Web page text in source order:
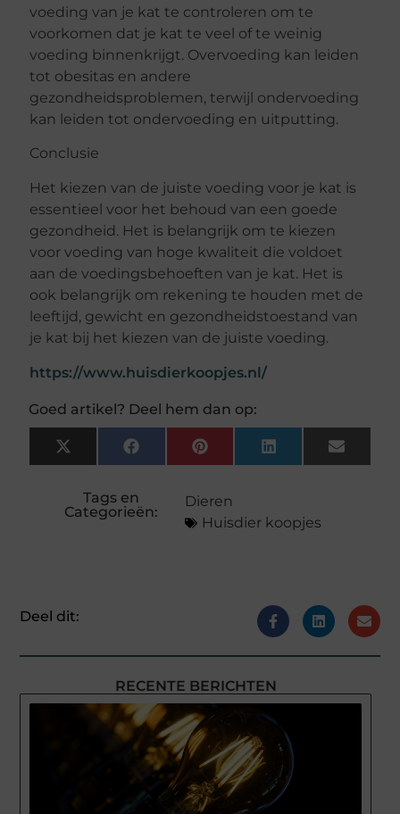
voeding van je kat te controleren om te
voorkomen dat je kat te veel of te weinig
voeding binnenkrijgt. Overvoeding kan leiden
tot obesitas en andere
gezondheidsproblemen, terwijl ondervoeding
kan leiden tot ondervoeding en uitputting.
Conclusie
Het kiezen van de juiste voeding voor je kat is
essentieel voor het behoud van een goede
gezondheid. Het is belangrijk om te kiezen
voor voeding van hoge kwaliteit die voldoet
aan de voedingsbehoeften van je kat. Het is
ook belangrijk om rekening te houden met de
leeftijd, gewicht en gezondheidstoestand van
je kat bij het kiezen van de juiste voeding.
https://www.huisdierkoopjes.nl/
Goed artikel? Deel hem dan op:
X
(Twitter)
FacebookPinterestLinkedInEmail
Tags en
Categorieën:
Dieren
Huisdier koopjes
Deel dit:
RECENTE BERICHTEN